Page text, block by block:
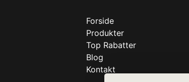
Forside
Produkter
Top Rabatter
Blog
Kontakt